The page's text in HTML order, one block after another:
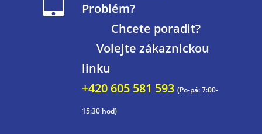
Problém?
Chcete poradit?
Volejte zákaznickou
linku
+420 605 581 593 (Po-pá: 7:00-
15:30 hod)